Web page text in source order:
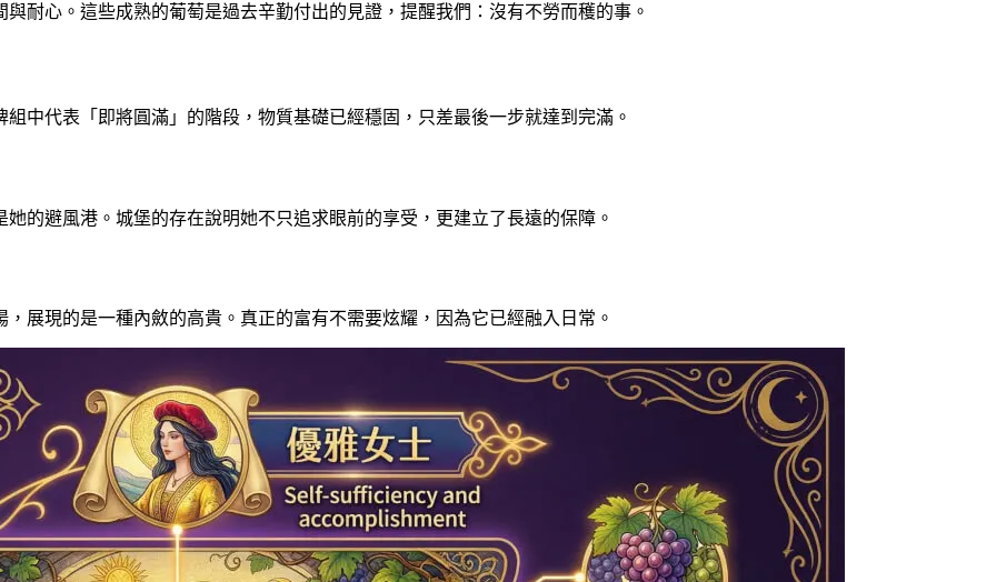
耐心。這些成熟的葡萄是過去辛勤付出的見證，提醒我們：沒有不勞而穫的事。
中代表「即將圓滿」的階段，物質基礎已經穩固，只差最後一步就達到完滿。
的避風港。城堡的存在說明她不只追求眼前的享受，更建立了長遠的保障。
展現的是一種內斂的高貴。真正的富有不需要炫耀，因為它已經融入日常。